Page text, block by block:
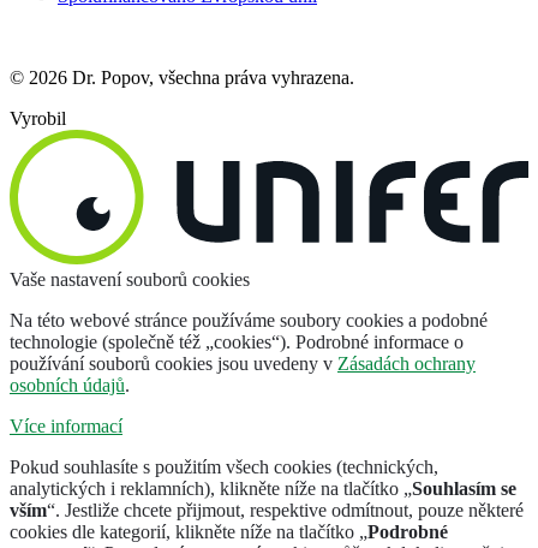
© 2026 Dr. Popov, všechna práva vyhrazena.
Vyrobil
Vaše nastavení souborů cookies
Na této webové stránce používáme soubory cookies a podobné
technologie (společně též „cookies“). Podrobné informace o
používání souborů cookies jsou uvedeny v Zásadách ochrany
osobních údajů.
Více informací
Pokud souhlasíte s použitím všech cookies (technických,
analytických i reklamních), klikněte níže na tlačítko „Souhlasím se
vším“. Jestliže chcete přijmout, respektive odmítnout, pouze některé
cookies dle kategorií, klikněte níže na tlačítko „Podrobné